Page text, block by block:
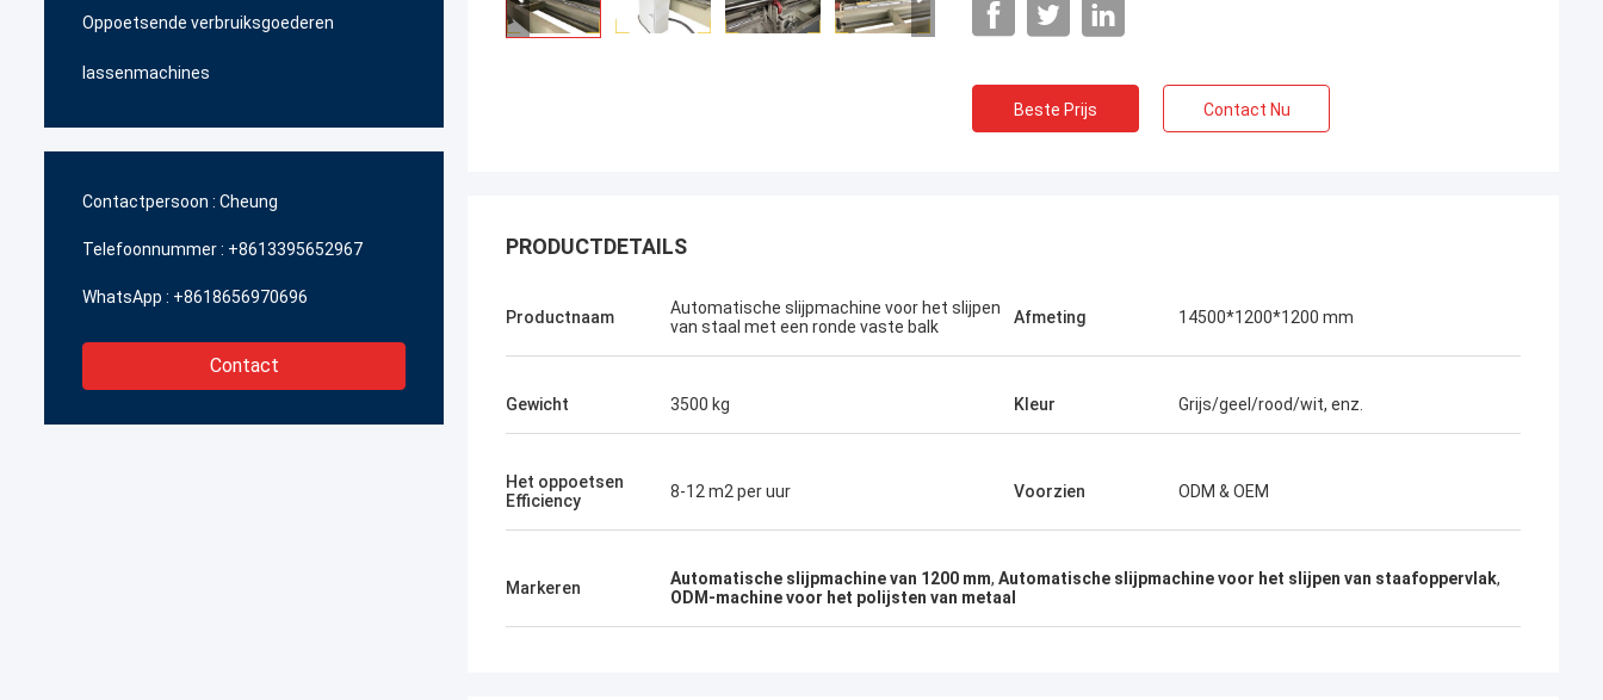
Oppoetsende verbruiksgoederen
lassenmachines
Contactpersoon : Cheung
Telefoonnummer : +8613395652967
WhatsApp : +8618656970696
Contact
Beste Prijs Contact Nu
PRODUCTDETAILS
Productnaam
Automatische slijpmachine voor het slijpen
van staal met een ronde vaste balk
Afmeting 14500*1200*1200 mm
Gewicht 3500 kg Kleur Grijs/geel/rood/wit, enz.
Het oppoetsen
Efficiency
8-12 m2 per uur Voorzien ODM & OEM
Markeren Automatische slijpmachine van 1200 mm, Automatische slijpmachine voor het slijpen van staafoppervlak,
ODM-machine voor het polijsten van metaal